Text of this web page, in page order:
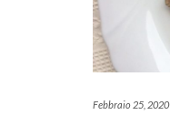
Febbraio 25, 2020